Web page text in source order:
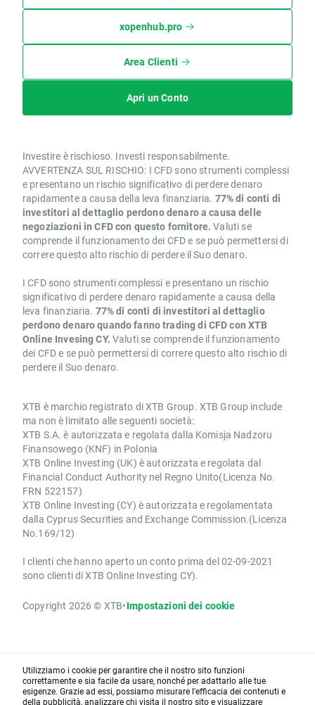
xopenhub.pro
Area Clienti
Apri un Conto
Investire è rischioso. Investi responsabilmente.
AVVERTENZA SUL RISCHIO: I CFD sono strumenti complessi
e presentano un rischio significativo di perdere denaro
rapidamente a causa della leva finanziaria. 77% di conti di
investitori al dettaglio perdono denaro a causa delle
negoziazioni in CFD con questo fornitore. Valuti se
comprende il funzionamento dei CFD e se può permettersi di
correre questo alto rischio di perdere il Suo denaro.
I CFD sono strumenti complessi e presentano un rischio
significativo di perdere denaro rapidamente a causa della
leva finanziaria. 77% di conti di investitori al dettaglio
perdono denaro quando fanno trading di CFD con XTB
Online Invesing CY. Valuti se comprende il funzionamento
dei CFD e se può permettersi di correre questo alto rischio di
perdere il Suo denaro.
XTB è marchio registrato di XTB Group. XTB Group include
ma non è limitato alle seguenti società:
XTB S.A. è autorizzata e regolata dalla Komisja Nadzoru
Finansowego (KNF) in Polonia
XTB Online Investing (UK) è autorizzata e regolata dal
Financial Conduct Authority nel Regno Unito(Licenza No.
FRN 522157)
XTB Online Investing (CY) è autorizzata e regolamentata
dalla Cyprus Securities and Exchange Commission.(Licenza
No.169/12)
I clienti che hanno aperto un conto prima del 02-09-2021
sono clienti di XTB Online Investing CY).
Copyright 2026 © XTB•Impostazioni dei cookie
Utilizziamo i cookie per garantire che il nostro sito funzioni
correttamente e sia facile da usare, nonché per adattarlo alle tue
esigenze. Grazie ad essi, possiamo misurare l'efficacia dei contenuti e
della pubblicità, analizzare chi visita il nostro sito e visualizzare